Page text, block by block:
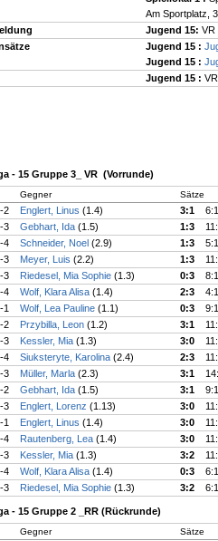
Am Sportplatz,
Jugend 15: VR
Jugend 15 :
Jugend 15 :
Jugend 15 :
- 15 Gruppe 3_ VR (Vorrunde)
Gegner Sätze
2 Englert, Linus (1.4) 3:1
3
Gebhart, Ida (1.5) 1:3
4 Schneider, Noel (2.9) 1:3
3
Meyer, Luis (2.2) 1:3
3 Riedesel, Mia Sophie (1.3) 0:3
4
Wolf, Klara Alisa (1.4) 2:3
1
Wolf, Lea Pauline (1.1) 0:3
2 Przybilla, Leon (1.2) 3:1
3
Kessler, Mia (1.3) 3:0
4 Siuksteryte, Karolina (2.4) 2:3
3
Müller, Marla (2.3) 3:1
2 Gebhart, Ida (1.5) 3:1
3
Englert, Lorenz (1.13) 3:0
1
Englert, Linus (1.4) 3:0
4 Rautenberg, Lea (1.4) 3:0
3
Kessler, Mia (1.3) 3:2
4 Wolf, Klara Alisa (1.4) 0:3
3
Riedesel, Mia Sophie (1.3) 3:2
- 15 Gruppe 2 _RR (Rückrunde)
Gegner Sätze